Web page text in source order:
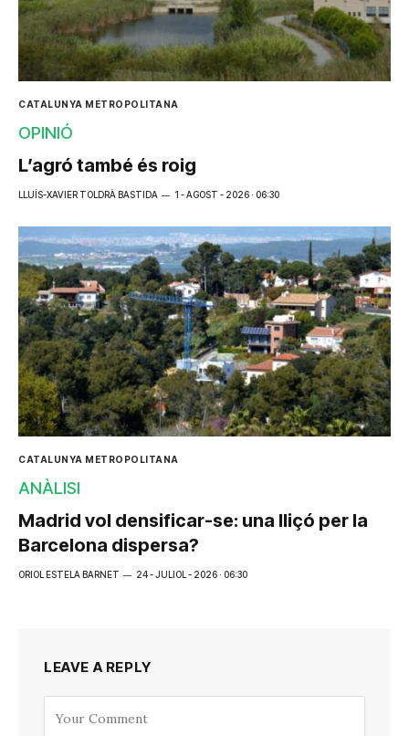
CATALUNYA METROPOLITANA
OPINIÓ
L’agró també és roig
LLUÍS-XAVIER TOLDRÀ BASTIDA 1 - AGOST - 2026 · 06:30
CATALUNYA METROPOLITANA
ANÀLISI
Madrid vol densificar-se: una lliçó per la
Barcelona dispersa?
ORIOL ESTELA BARNET 24 - JULIOL - 2026 · 06:30
LEAVE A REPLY